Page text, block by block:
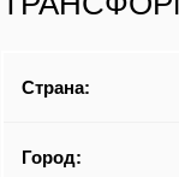
Страна:
Город: